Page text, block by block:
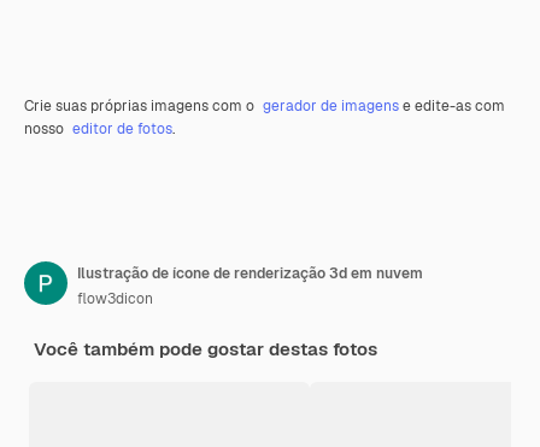
Crie suas próprias imagens com o gerador de imagense edite-as com
nosso editor de fotos.
Ilustração de ícone de renderização 3d em nuvem
flow3dicon
Você também pode gostar destas fotos